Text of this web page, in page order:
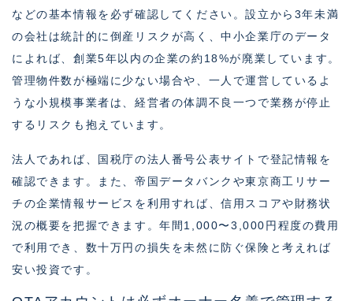
などの基本情報を必ず確認してください。設立から3年未満
の会社は統計的に倒産リスクが高く、中小企業庁のデータ
によれば、創業5年以内の企業の約18%が廃業しています。
管理物件数が極端に少ない場合や、一人で運営しているよ
うな小規模事業者は、経営者の体調不良一つで業務が停止
するリスクも抱えています。
法人であれば、国税庁の法人番号公表サイトで登記情報を
確認できます。また、帝国データバンクや東京商工リサー
チの企業情報サービスを利用すれば、信用スコアや財務状
況の概要を把握できます。年間1,000〜3,000円程度の費用
で利用でき、数十万円の損失を未然に防ぐ保険と考えれば
安い投資です。